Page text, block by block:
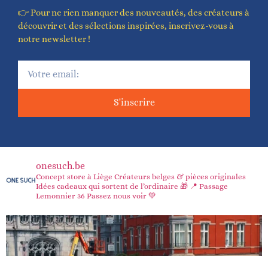
👉 Pour ne rien manquer des nouveautés, des créateurs à
découvrir et des sélections inspirées, inscrivez-vous à
notre newsletter !
S'inscrire
onesuch.be
Concept store à Liège Créateurs belges & pièces originales
Idées cadeaux qui sortent de l’ordinaire 🎁 📍 Passage
Lemonnier 36 Passez nous voir 💚